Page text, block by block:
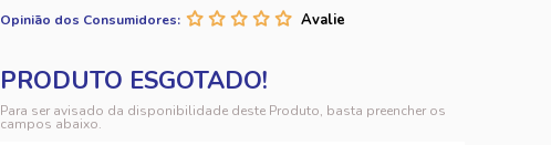
Opinião dos Consumidores:
Para ser avisado da disponibilidade deste Produto, basta preencher os
campos abaixo.